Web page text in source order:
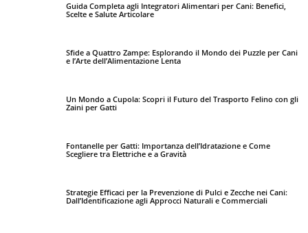
Guida Completa agli Integratori Alimentari per Cani: Benefici,
Scelte e Salute Articolare
Sfide a Quattro Zampe: Esplorando il Mondo dei Puzzle per Cani
e l’Arte dell’Alimentazione Lenta
Un Mondo a Cupola: Scopri il Futuro del Trasporto Felino con gli
Zaini per Gatti
Fontanelle per Gatti: Importanza dell’Idratazione e Come
Scegliere tra Elettriche e a Gravità
Strategie Efficaci per la Prevenzione di Pulci e Zecche nei Cani:
Dall’Identificazione agli Approcci Naturali e Commerciali